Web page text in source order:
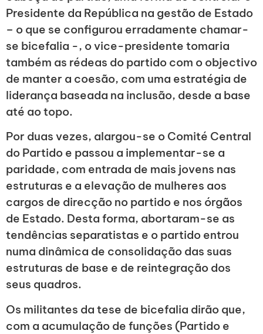
Presidente da República na gestão de Estado
– o que se configurou erradamente chamar-
se bicefalia -, o vice-presidente tomaria
também as rédeas do partido com o objectivo
de manter a coesão, com uma estratégia de
liderança baseada na inclusão, desde a base
até ao topo.
Por duas vezes, alargou-se o Comité Central
do Partido e passou a implementar-se a
paridade, com entrada de mais jovens nas
estruturas e a elevação de mulheres aos
cargos de direcção no partido e nos órgãos
de Estado. Desta forma, abortaram-se as
tendências separatistas e o partido entrou
numa dinâmica de consolidação das suas
estruturas de base e de reintegração dos
seus quadros.
Os militantes da tese de bicefalia dirão que,
com a acumulação de funções (Partido e